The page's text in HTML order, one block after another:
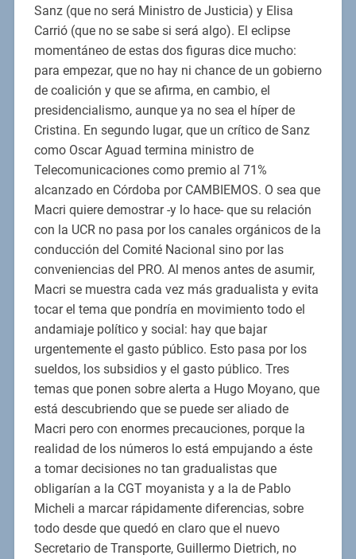
Sanz (que no será Ministro de Justicia) y Elisa
Carrió (que no se sabe si será algo). El eclipse
momentáneo de estas dos figuras dice mucho:
para empezar, que no hay ni chance de un gobierno
de coalición y que se afirma, en cambio, el
presidencialismo, aunque ya no sea el híper de
Cristina. En segundo lugar, que un crítico de Sanz
como Oscar Aguad termina ministro de
Telecomunicaciones como premio al 71%
alcanzado en Córdoba por CAMBIEMOS. O sea que
Macri quiere demostrar -y lo hace- que su relación
con la UCR no pasa por los canales orgánicos de la
conducción del Comité Nacional sino por las
conveniencias del PRO. Al menos antes de asumir,
Macri se muestra cada vez más gradualista y evita
tocar el tema que pondría en movimiento todo el
andamiaje político y social: hay que bajar
urgentemente el gasto público. Esto pasa por los
sueldos, los subsidios y el gasto público. Tres
temas que ponen sobre alerta a Hugo Moyano, que
está descubriendo que se puede ser aliado de
Macri pero con enormes precauciones, porque la
realidad de los números lo está empujando a éste
a tomar decisiones no tan gradualistas que
obligarían a la CGT moyanista y a la de Pablo
Micheli a marcar rápidamente diferencias, sobre
todo desde que quedó en claro que el nuevo
Secretario de Transporte, Guillermo Dietrich, no